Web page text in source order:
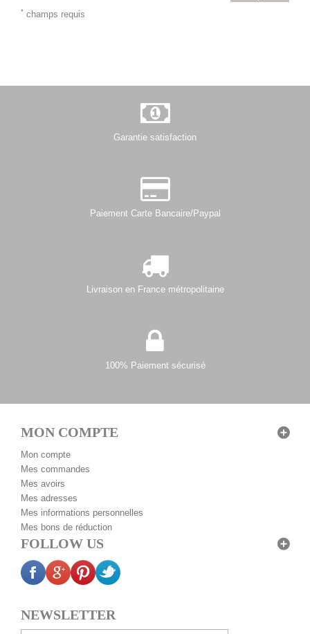
* champs requis
Garantie satisfaction
Paiement Carte Bancaire/Paypal
Livraison en France métropolitaine
100% Paiement sécurisé
MON COMPTE
Mon compte
Mes commandes
Mes avoirs
Mes adresses
Mes informations personnelles
Mes bons de réduction
FOLLOW US
NEWSLETTER